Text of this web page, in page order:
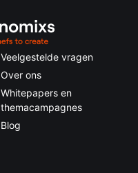
Veelgestelde vragen
Over ons
Whitepapers en
themacampagnes
Blog